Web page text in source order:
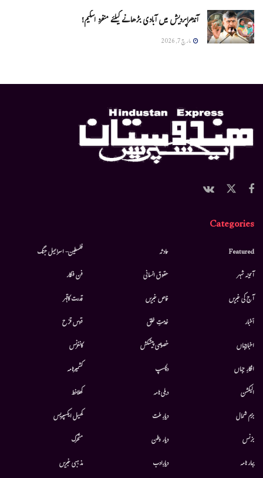
آندھراپردیش میں آبادی بڑھانے کیلئے منفرد اسکیم!
مارچ 7, 2026
Categories
Featured
آئینہ شہر
آج کی خبریں
أخبار
اخبارجہاں
افکارِ جہاں
الیکشن
بزم شمال
بزنس
بہار نامہ
حادثہ
حقوق انسانی
خاص خبریں
خدمتِ خلق
خصوصی پیشکش
دلچسپ
دہلی نامہ
دیارِ ملت
دیار وطن
دیارِادب
فلسطین- اسرائیل جنگ
فن فنکار
قدرت کاقہر
قوس قزح
کانفرنس
کشمیرنامہ
کھلاخط
کھیل ایکسپریس
متحرك
مذہبی خبریں